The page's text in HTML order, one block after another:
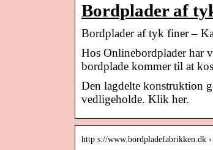
Bordplader af
Bordplader af tyk finer –
Hos Onlinebordplader har
bordplade kommer til at
Den lagdelte konstruktion
vedligeholde. Klik her.
http s://www.bordpladefabrikken.dk